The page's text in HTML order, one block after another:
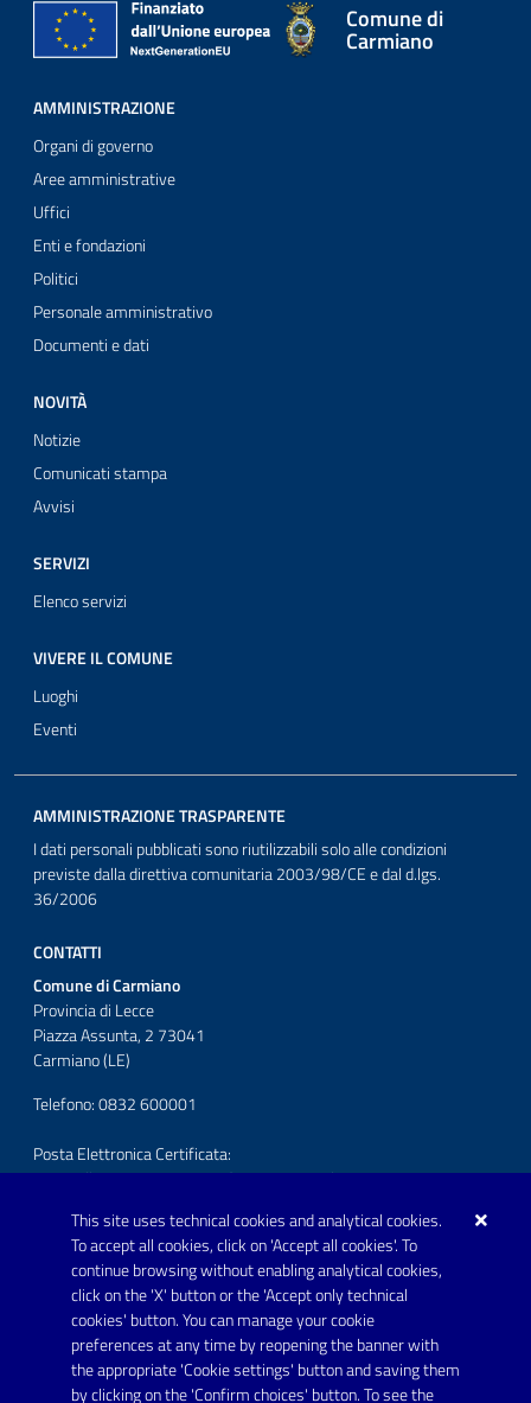
This site uses technical cookies and analytical cookies.
To accept all cookies, click on 'Accept all cookies'. To
continue browsing without enabling analytical cookies,
click on the 'X' button or the 'Accept only technical
cookies' button. You can manage your cookie
preferences at any time by reopening the banner with
the appropriate 'Cookie settings' button and saving them
by clicking on the 'Confirm choices' button. To see the
Comune di
Carmiano
AMMINISTRAZIONE
Organi di governo
Aree amministrative
Uffici
Enti e fondazioni
Politici
Personale amministrativo
Documenti e dati
NOVITÀ
Notizie
Comunicati stampa
Avvisi
SERVIZI
Elenco servizi
VIVERE IL COMUNE
Luoghi
Eventi
AMMINISTRAZIONE TRASPARENTE
I dati personali pubblicati sono riutilizzabili solo alle condizioni
previste dalla direttiva comunitaria 2003/98/CE e dal d.lgs.
36/2006
CONTATTI
Comune di Carmiano
Provincia di Lecce
Piazza Assunta, 2 73041
Carmiano (LE)
Telefono: 0832 600001
Posta Elettronica Certificata:
protocollo.comunecarmiano@pec.rupar.puglia.it
URP - Ufficio Relazioni con il Pubblico
FOLLOW US ON
Youtube